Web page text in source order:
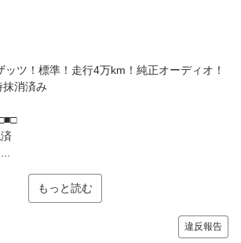
ツ！標準！走行4万km！純正オーディオ！
消済み
もっと読む
違反報告